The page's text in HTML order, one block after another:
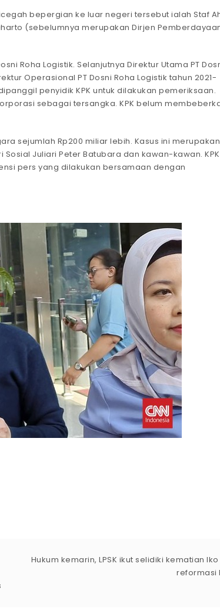
bepergian ke luar negeri tersebut ialah Staf
(sebelumnya merupakan Dirjen
Roha Logistik. Selanjutnya Direktur Utama PT
Operasional PT Dosni Roha Logistik tahun 2021-
penyidik KPK untuk dilakukan pemeriksaan.
sebagai tersangka. KPK belum
sejumlah Rp200 miliar lebih. Kasus ini merupakan
Juliari Peter Batubara dan kawan-kawan. KPK
pers yang dilakukan bersamaan dengan
Hukum kemarin, LPSK ikut selidiki kematian
reformasi